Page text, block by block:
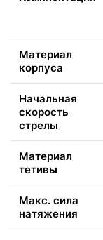
Материал
корпуса
Начальная
скорость
стрелы
Материал
тетивы
Макс. сила
натяжения